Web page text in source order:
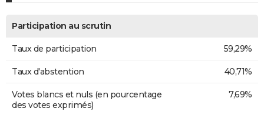
Participation au scrutin
Taux de participation 59,29%
Taux d'abstention 40,71%
Votes blancs et nuls (en pourcentage
des votes exprimés)
7,69%